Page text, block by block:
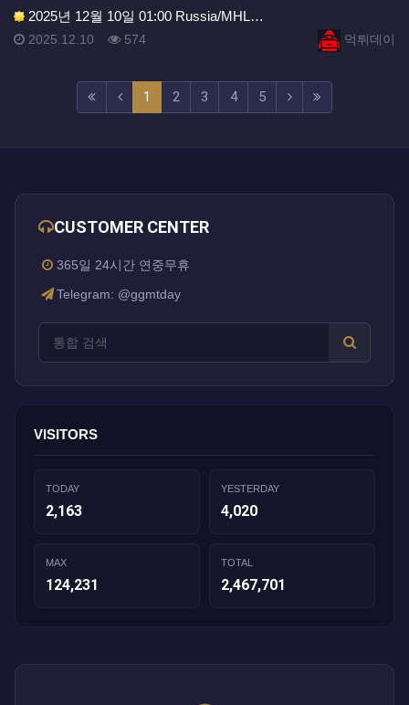
2025년 12월 10일 01:00 Russia/MHL…
등록자먹튀데이
등록일
2025.12.10 조회
574
1 (current)
2 3 4 5 (next)
CUSTOMER CENTER
365일 24시간 연중무휴
Telegram: @ggmtday
VISITORS
TODAY
2,163
YESTERDAY
4,020
MAX
124,231
TOTAL
2,467,701